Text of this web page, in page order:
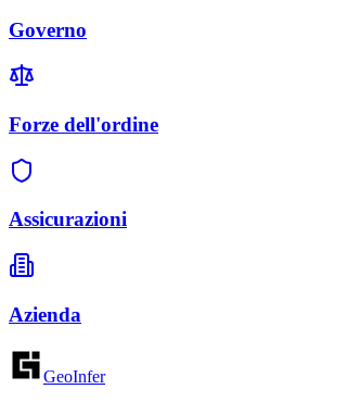
Governo
Forze dell'ordine
Assicurazioni
Azienda
GeoInfer